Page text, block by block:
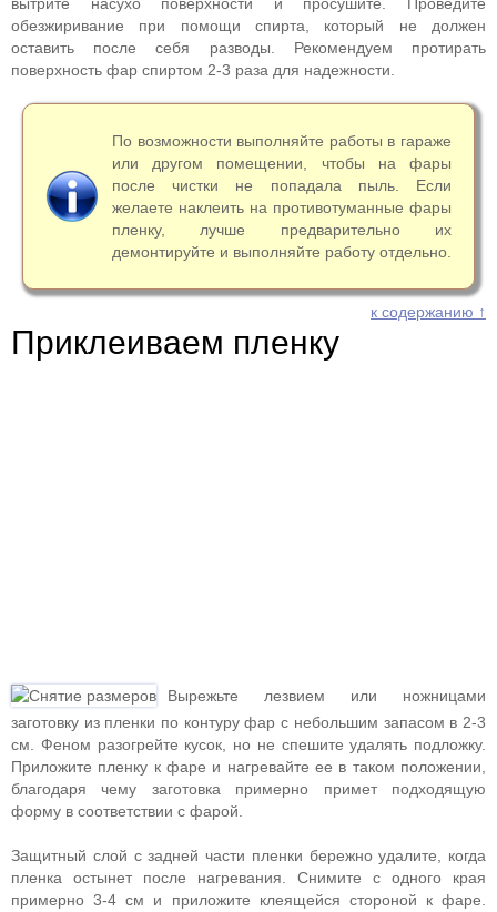
обезжиривание при помощи спирта, который не должен
оставить после себя разводы. Рекомендуем протирать
поверхность фар спиртом 2-3 раза для надежности.
По возможности выполняйте работы в гараже
или другом помещении, чтобы на фары
после чистки не попадала пыль. Если
желаете наклеить на противотуманные фары
пленку, лучше предварительно их
демонтируйте и выполняйте работу отдельно.
к содержанию ↑
Приклеиваем пленку
Вырежьте лезвием или ножницами
заготовку из пленки по контуру фар с небольшим запасом в 2-3
см. Феном разогрейте кусок, но не спешите удалять подложку.
Приложите пленку к фаре и нагревайте ее в таком положении,
благодаря чему заготовка примерно примет подходящую
форму в соответствии с фарой.
Защитный слой с задней части пленки бережно удалите, когда
пленка остынет после нагревания. Снимите с одного края
примерно 3-4 см и приложите клеящейся стороной к фаре.